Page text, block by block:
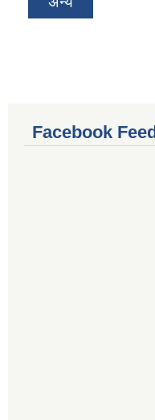
Facebook Feed